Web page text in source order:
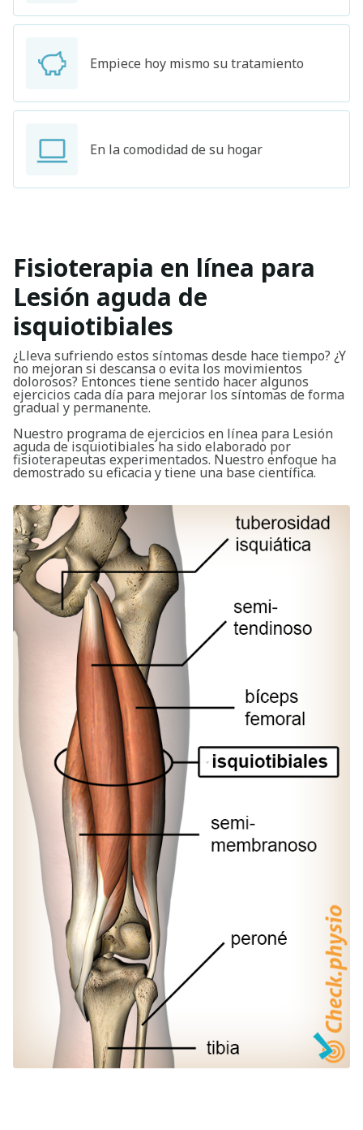
Empiece hoy mismo su tratamiento
En la comodidad de su hogar
Fisioterapia en línea para
Lesión aguda de
isquiotibiales
¿Lleva sufriendo estos síntomas desde hace tiempo? ¿Y
no mejoran si descansa o evita los movimientos
dolorosos? Entonces tiene sentido hacer algunos
ejercicios cada día para mejorar los síntomas de forma
gradual y permanente.
Nuestro programa de ejercicios en línea para Lesión
aguda de isquiotibiales ha sido elaborado por
fisioterapeutas experimentados. Nuestro enfoque ha
demostrado su eficacia y tiene una base científica.